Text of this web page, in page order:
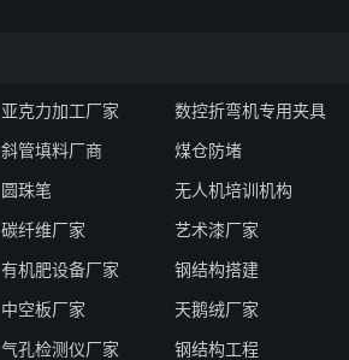
亚克力加工厂家
数控折弯机专用夹具
斜管填料厂商
煤仓防堵
圆珠笔
无人机培训机构
碳纤维厂家
艺术漆厂家
有机肥设备厂家
钢结构搭建
中空板厂家
天鹅绒厂家
气孔检测仪厂家 钢结构工程